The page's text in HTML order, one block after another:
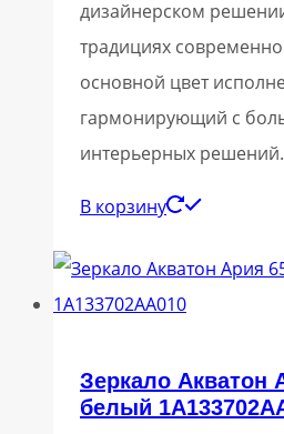
дизайнерском
традициях
основной цвет
гармонирующий с
интерьерных
В корзину
Зеркало Акватон
белый